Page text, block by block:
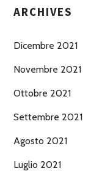
ARCHIVES
Dicembre 2021
Novembre 2021
Ottobre 2021
Settembre 2021
Agosto 2021
Luglio 2021